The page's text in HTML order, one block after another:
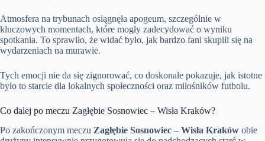
Atmosfera na trybunach osiągnęła apogeum, szczególnie w
kluczowych momentach, które mogły zadecydować o wyniku
spotkania. To sprawiło, że widać było, jak bardzo fani skupili się na
wydarzeniach na murawie.
Tych emocji nie da się zignorować, co doskonale pokazuje, jak istotne
było to starcie dla lokalnych społeczności oraz miłośników futbolu.
Co dalej po meczu Zagłębie Sosnowiec – Wisła Kraków?
Po zakończonym meczu Zagłębie Sosnowiec – Wisła Kraków obie